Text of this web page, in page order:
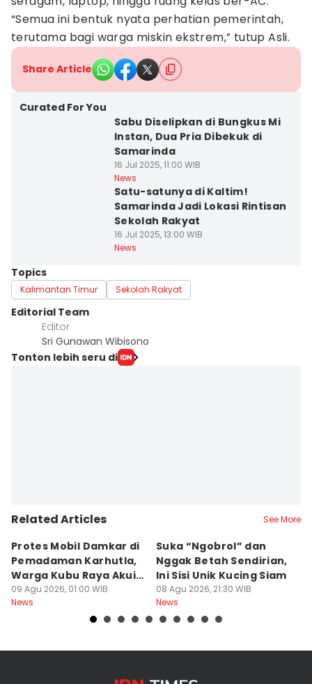
“Semua ini bentuk nyata perhatian pemerintah,
terutama bagi warga miskin ekstrem,” tutup Asli.
Share Article
Curated For You
Sabu Diselipkan di Bungkus Mi
Instan, Dua Pria Dibekuk di
Samarinda
16 Jul 2025, 11:00 WIB
News
Satu-satunya di Kaltim!
Samarinda Jadi Lokasi Rintisan
Sekolah Rakyat
16 Jul 2025, 13:00 WIB
News
Topics
Kalimantan Timur Sekolah Rakyat
Editorial Team
Editor
Sri Gunawan Wibisono
Tonton lebih seru di
Related Articles See More
Protes Mobil Damkar di
Pemadaman Karhutla,
Warga Kubu Raya Akui
Khilaf
09 Agu 2026, 01:00 WIB
News
Suka “Ngobrol” dan
Nggak Betah Sendirian,
Ini Sisi Unik Kucing Siam
08 Agu 2026, 21:30 WIB
News